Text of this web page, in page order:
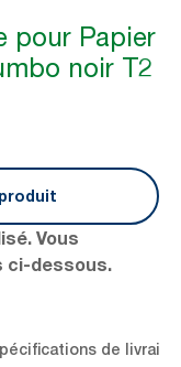
pour Papier
noir T2
Vous
ci-dessous.
de